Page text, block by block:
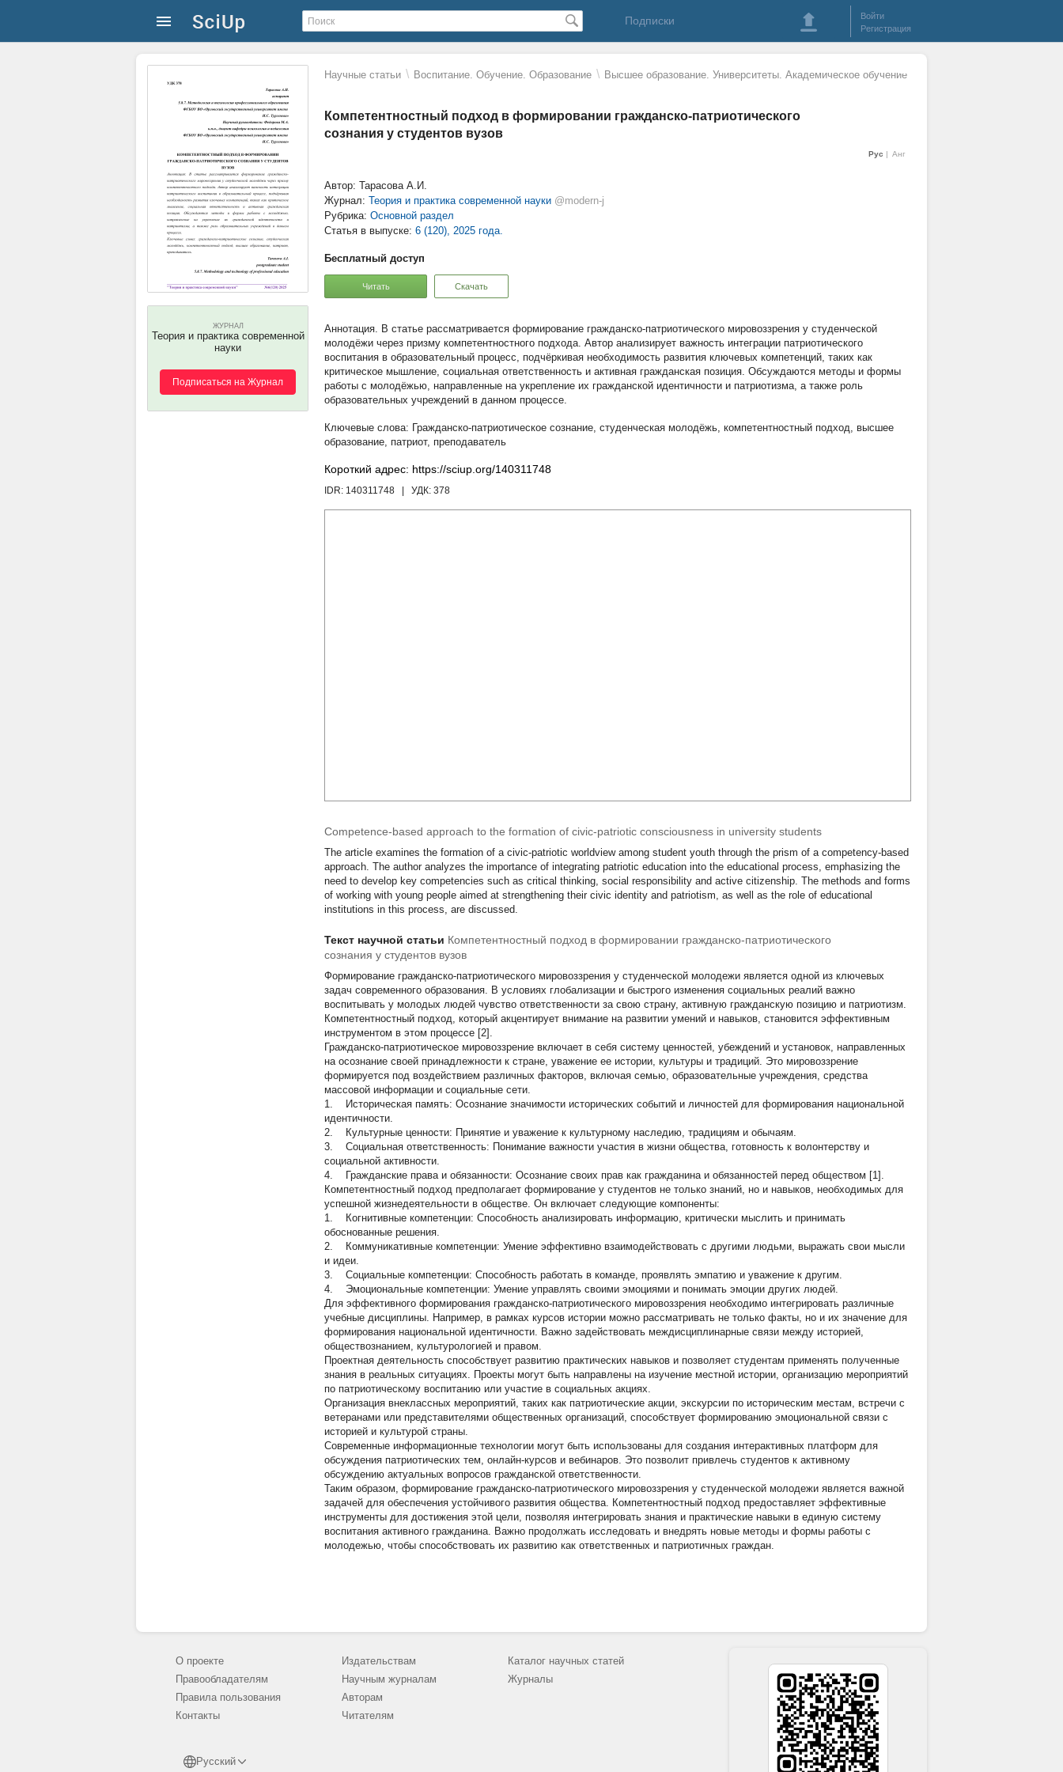
Подписки
Войти
Регистрация
Научные статьи \ Воспитание. Обучение. Образование \ Высшее образование. Университеты. Академическое обучение
Компетентностный подход в формировании гражданско-патриотического
сознания у студентов вузов
Рус Анг
ЖУРНАЛ
Теория и практика современной
науки
Подписаться на Журнал
Автор: Тарасова А.И.
Журнал: Теория и практика современной науки @modern-j
Рубрика: Основной раздел
Статья в выпуске: 6 (120), 2025 года.
Бесплатный доступ
Читать Скачать
В статье рассматривается формирование гражданско-патриотического мировоззрения у студенческой
молодёжи через призму компетентностного подхода. Автор анализирует важность интеграции патриотического
воспитания в образовательный процесс, подчёркивая необходимость развития ключевых компетенций, таких как
критическое мышление, социальная ответственность и активная гражданская позиция. Обсуждаются методы и формы
работы с молодёжью, направленные на укрепление их гражданской идентичности и патриотизма, а также роль
образовательных учреждений в данном процессе.
Гражданско-патриотическое сознание, студенческая молодёжь, компетентностный подход, высшее
образование, патриот, преподаватель
Короткий адрес: https://sciup.org/140311748
IDR: 140311748 | УДК: 378
Competence-based approach to the formation of civic-patriotic consciousness in university students
The article examines the formation of a civic-patriotic worldview among student youth through the prism of a competency-based
approach. The author analyzes the importance of integrating patriotic education into the educational process, emphasizing the
need to develop key competencies such as critical thinking, social responsibility and active citizenship. The methods and forms
of working with young people aimed at strengthening their civic identity and patriotism, as well as the role of educational
institutions in this process, are discussed.
Текст научной статьи Компетентностный подход в формировании гражданско-патриотического
сознания у студентов вузов
Формирование гражданско-патриотического мировоззрения у студенческой молодежи является одной из ключевых
задач современного образования. В условиях глобализации и быстрого изменения социальных реалий важно
воспитывать у молодых людей чувство ответственности за свою страну, активную гражданскую позицию и патриотизм.
Компетентностный подход, который акцентирует внимание на развитии умений и навыков, становится эффективным
инструментом в этом процессе [2].
Гражданско-патриотическое мировоззрение включает в себя систему ценностей, убеждений и установок, направленных
на осознание своей принадлежности к стране, уважение ее истории, культуры и традиций. Это мировоззрение
формируется под воздействием различных факторов, включая семью, образовательные учреждения, средства
массовой информации и социальные сети.
1. Историческая память: Осознание значимости исторических событий и личностей для формирования национальной
идентичности.
2. Культурные ценности: Принятие и уважение к культурному наследию, традициям и обычаям.
3. Социальная ответственность: Понимание важности участия в жизни общества, готовность к волонтерству и
социальной активности.
4. Гражданские права и обязанности: Осознание своих прав как гражданина и обязанностей перед обществом [1].
Компетентностный подход предполагает формирование у студентов не только знаний, но и навыков, необходимых для
успешной жизнедеятельности в обществе. Он включает следующие компоненты:
1. Когнитивные компетенции: Способность анализировать информацию, критически мыслить и принимать
обоснованные решения.
2. Коммуникативные компетенции: Умение эффективно взаимодействовать с другими людьми, выражать свои мысли
и идеи.
3. Социальные компетенции: Способность работать в команде, проявлять эмпатию и уважение к другим.
4. Эмоциональные компетенции: Умение управлять своими эмоциями и понимать эмоции других людей.
Для эффективного формирования гражданско-патриотического мировоззрения необходимо интегрировать различные
учебные дисциплины. Например, в рамках курсов истории можно рассматривать не только факты, но и их значение для
формирования национальной идентичности. Важно задействовать междисциплинарные связи между историей,
обществознанием, культурологией и правом.
Проектная деятельность способствует развитию практических навыков и позволяет студентам применять полученные
знания в реальных ситуациях. Проекты могут быть направлены на изучение местной истории, организацию мероприятий
по патриотическому воспитанию или участие в социальных акциях.
Организация внеклассных мероприятий, таких как патриотические акции, экскурсии по историческим местам, встречи с
ветеранами или представителями общественных организаций, способствует формированию эмоциональной связи с
историей и культурой страны.
Современные информационные технологии могут быть использованы для создания интерактивных платформ для
обсуждения патриотических тем, онлайн-курсов и вебинаров. Это позволит привлечь студентов к активному
обсуждению актуальных вопросов гражданской ответственности.
Таким образом, формирование гражданско-патриотического мировоззрения у студенческой молодежи является важной
задачей для обеспечения устойчивого развития общества. Компетентностный подход предоставляет эффективные
инструменты для достижения этой цели, позволяя интегрировать знания и практические навыки в единую систему
воспитания активного гражданина. Важно продолжать исследовать и внедрять новые методы и формы работы с
молодежью, чтобы способствовать их развитию как ответственных и патриотичных граждан.
О проекте
Правообладателям
Правила пользования
Контакты
Русский
Издательствам
Научным журналам
Авторам
Читателям
Каталог научных статей
Журналы